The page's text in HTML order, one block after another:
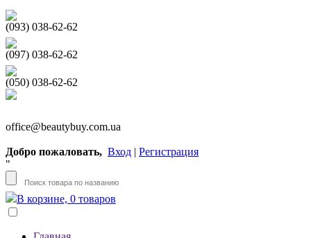
(093) 038-62-62
(097) 038-62-62
(050) 038-62-62
office@beautybuy.com.ua
Добро пожаловать, Вход | Регистрация
"
В корзине, 0 товаров